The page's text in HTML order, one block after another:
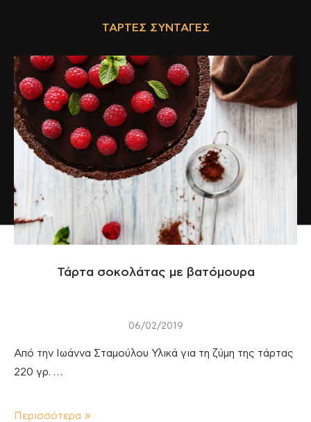
ΤΆΡΤΕΣ ΣΥΝΤΑΓΈΣ
Τάρτα σοκολάτας με βατόμουρα
06/02/2019
Από την Ιωάννα Σταμούλου Υλικά για τη ζύμη της τάρτας
220 γρ. …
Περισσότερα